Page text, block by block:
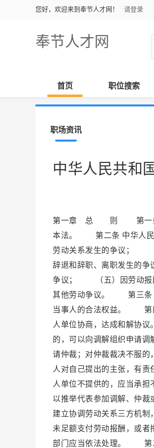
您好，欢迎来到奉节人才网！ 请登录
奉节人才网
首页 职位搜索
职场资讯
中华人民共和
第一章 总 则 第一条 为
本法。 第二条 中华人民
劳动关系发生的争议；
辞退和辞职、离职发生的
争议； （五）因劳动报
其他劳动争议。 第三条 解
当事人的合法权益。 第四
人单位协商，达成和解协
的，可以向调解组织申请调
请仲裁；对仲裁裁决不服
人对自己提出的主张，有
人单位不提供的，应当承
以推举代表参加调解、仲
建立协调劳动关系三方机
未足额支付劳动报酬，或
部门应当依法处理。 第